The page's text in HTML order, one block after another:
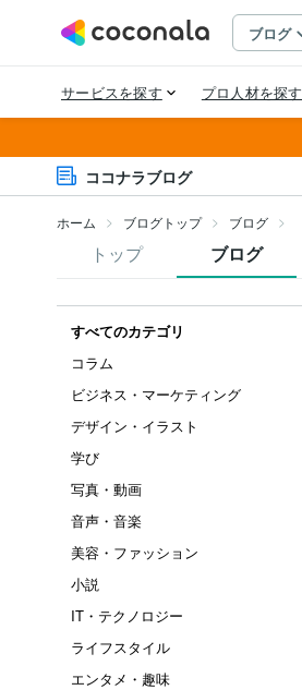
ココナラブログ
ホーム ブログトップ ブログ
トップ ブログ
すべてのカテゴリ
コラム
ビジネス・マーケティング
デザイン・イラスト
学び
写真・動画
音声・音楽
美容・ファッション
小説
IT・テクノロジー
ライフスタイル
エンタメ・趣味